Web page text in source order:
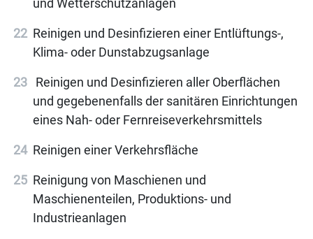
und Wetterschutzanlagen
Reinigen und Desinfizieren einer Entlüftungs-,
Klima- oder Dunstabzugsanlage
Reinigen und Desinfizieren aller Oberflächen
und gegebenenfalls der sanitären Einrichtungen
eines Nah- oder Fernreiseverkehrsmittels
Reinigen einer Verkehrsfläche
Reinigung von Maschienen und
Maschienenteilen, Produktions- und
Industrieanlagen